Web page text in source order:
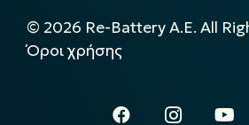
© 2026 Re-Battery A.E. All
Όροι χρήσης